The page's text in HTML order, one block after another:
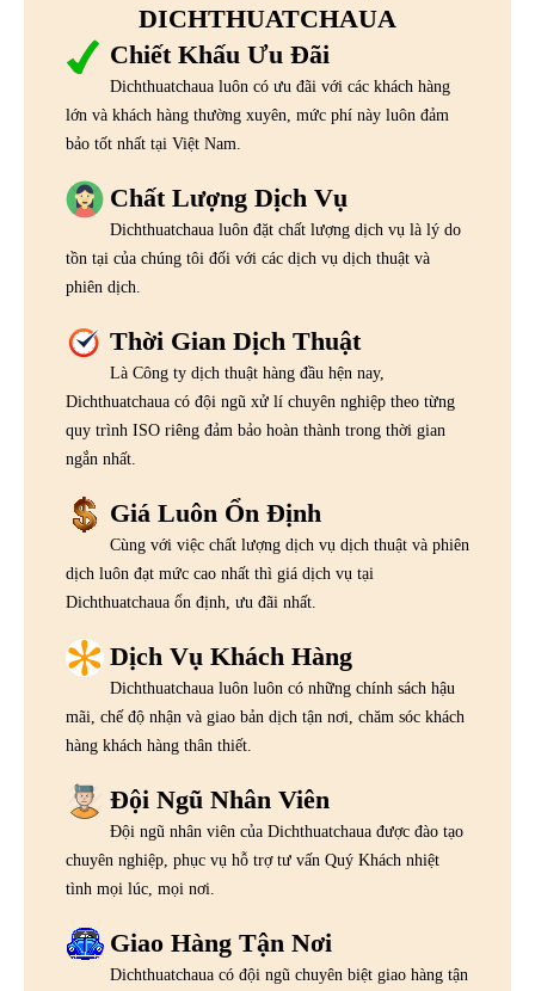
DICHTHUATCHAUA
Chiết Khấu Ưu Đãi
Dichthuatchaua luôn có ưu đãi với các khách hàng
lớn và khách hàng thường xuyên, mức phí này luôn đảm
bảo tốt nhất tại Việt Nam.
Chất Lượng Dịch Vụ
Dichthuatchaua luôn đặt chất lượng dịch vụ là lý do
tồn tại của chúng tôi đối với các dịch vụ dịch thuật và
phiên dịch.
Thời Gian Dịch Thuật
Là Công ty dịch thuật hàng đầu hện nay,
Dichthuatchaua có đội ngũ xử lí chuyên nghiệp theo từng
quy trình ISO riêng đảm bảo hoàn thành trong thời gian
ngắn nhất.
Giá Luôn Ổn Định
Cùng với việc chất lượng dịch vụ dịch thuật và phiên
dịch luôn đạt mức cao nhất thì giá dịch vụ tại
Dichthuatchaua ổn định, ưu đãi nhất.
Dịch Vụ Khách Hàng
Dichthuatchaua luôn luôn có những chính sách hậu
mãi, chế độ nhận và giao bản dịch tận nơi, chăm sóc khách
hàng khách hàng thân thiết.
Đội Ngũ Nhân Viên
Đội ngũ nhân viên của Dichthuatchaua được đào tạo
chuyên nghiệp, phục vụ hỗ trợ tư vấn Quý Khách nhiệt
tình mọi lúc, mọi nơi.
Giao Hàng Tận Nơi
Dichthuatchaua có đội ngũ chuyên biệt giao hàng tận